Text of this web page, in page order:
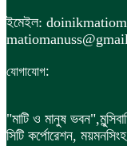
ইমেইল:
যোগাযোগ:
"মাটি ও মানুষ ভবন",
সিটি কর্পোরেশন,